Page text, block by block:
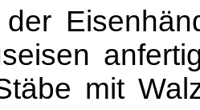
mit